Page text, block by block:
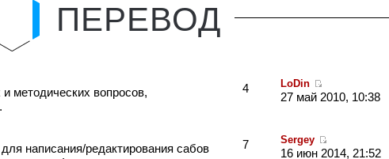
ПЕРЕВОД
методических вопросов,
4 LoDin
27 май 2010, 10:38
написания/редактирования сабов
7 Sergey
16 июн 2014, 21:52